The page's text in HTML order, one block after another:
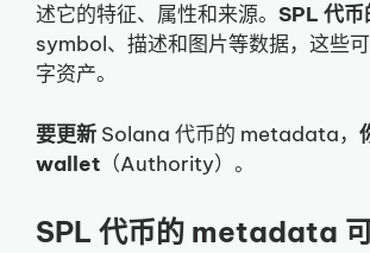
述它的特征、属性和来源。 SPL 代
symbol、描述和图片等数据，这些
字资产。
要更新 Solana 代币的 metadata，
wallet （Authority）。
SPL 代币的 metadata 可